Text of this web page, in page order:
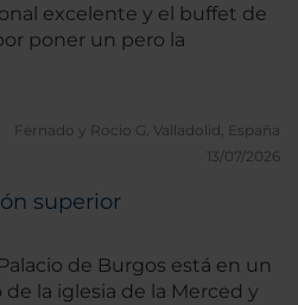
excelente y el buffet de
poner un pero la
Fernado y Rocio G. Valladolid, España
13/07/2026
superior
de Burgos está en un
la iglesia de la Merced y